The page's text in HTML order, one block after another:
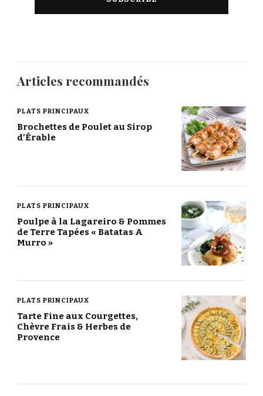
Articles recommandés
PLATS PRINCIPAUX
Brochettes de Poulet au Sirop
d’Érable
PLATS PRINCIPAUX
Poulpe à la Lagareiro & Pommes
de Terre Tapées « Batatas A
Murro »
PLATS PRINCIPAUX
Tarte Fine aux Courgettes,
Chèvre Frais & Herbes de
Provence